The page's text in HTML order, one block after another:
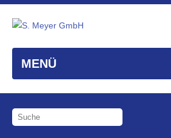
MENÜ